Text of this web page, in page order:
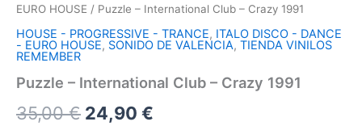
EURO HOUSE / Puzzle – International Club – Crazy 1991
HOUSE - PROGRESSIVE - TRANCE, ITALO DISCO - DANCE
- EURO HOUSE, SONIDO DE VALENCIA, TIENDA VINILOS
REMEMBER
Puzzle – International Club – Crazy 1991
35,00€ El
24,90 €